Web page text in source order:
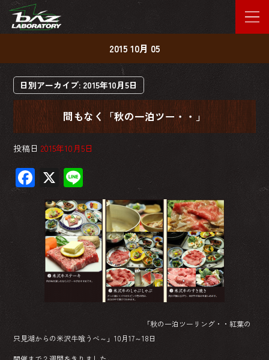
2015 10月 05
日別アーカイブ: 2015年10月5日
間もなく「秋の一泊ツー・・」
投稿日 2015年10月5日
F
ac
b
o
ok
X
ne
「秋の一泊ツーリング・・紅葉の
只見湖からの米沢牛喰うべ～」10月17～18日